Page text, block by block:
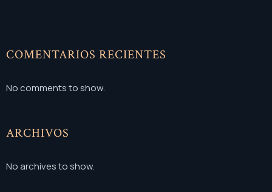
COMENTARIOS RECIENTES
No comments to show.
ARCHIVOS
No archives to show.